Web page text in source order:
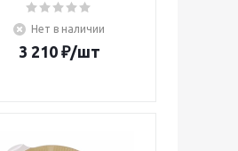
Нет в наличии
3 210₽/шт